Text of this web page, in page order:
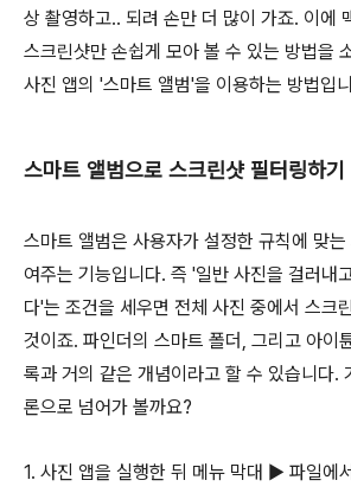
상 촬영하고.. 되려 손만 더 많이 가죠. 이에
스크린샷만 손쉽게 모아 볼 수 있는 방법을
사진 앱의 '스마트 앨범'을 이용하는 방법입
스마트 앨범으로 스크린샷 필터링하기
스마트 앨범은 사용자가 설정한 규칙에 맞
여주는 기능입니다. 즉 '일반 사진을 걸러내
다'는 조건을 세우면 전체 사진 중에서 스크
것이죠. 파인더의 스마트 폴더, 그리고 아이
록과 거의 같은 개념이라고 할 수 있습니다.
론으로 넘어가 볼까요?
1. 사진 앱을 실행한 뒤 메뉴 막대 ▶︎ 파일에